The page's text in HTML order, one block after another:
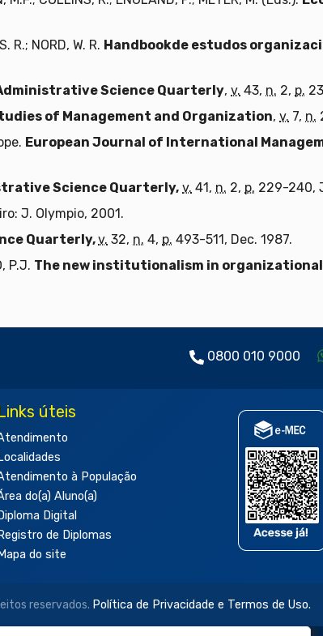
R.; NORD, W. R. Handbookde estudos
Science Quarterly, v. 43, n. 2, p.
of Management and Organization, v. 7, n.
European Journal of International
Science Quarterly, v. 41, n. 2, p. 229-240,
J. Olympio, 2001.
Quarterly,v. 32, n. 4, p. 493-511, Dec. 1987.
P.J. The new institutionalism in
0800 010 9000
úteis
Localidades
à População
do(a) Aluno(a)
Diploma Digital
Registro de Diplomas
Mapa do site
reservados. Política de Privacidade e Termos de Uso.